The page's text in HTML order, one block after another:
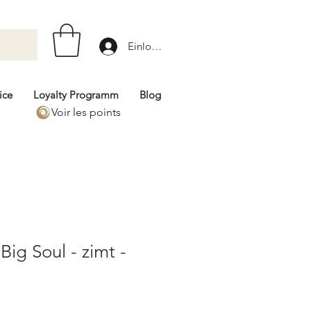
Einloggen
Loyalty Programm
Blog
Voir les points
Soul - zimt -